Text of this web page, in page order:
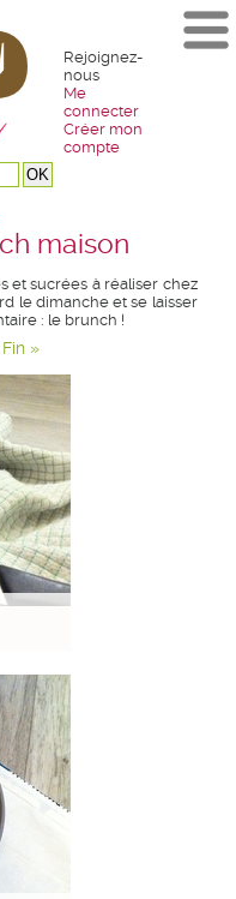
Rejoignez-
nous
Me
connecter
Créer mon
compte
maison
et sucrées à réaliser chez
le dimanche et se laisser
: le brunch !
Fin »